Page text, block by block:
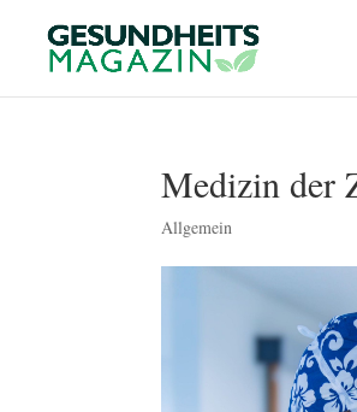
Medizin der
Allgemein